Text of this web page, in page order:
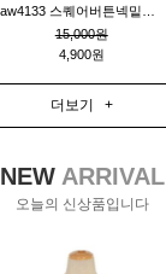
15,000원
4,900원
더보기 +
NEWARRIVAL
오늘의 신상품입니다